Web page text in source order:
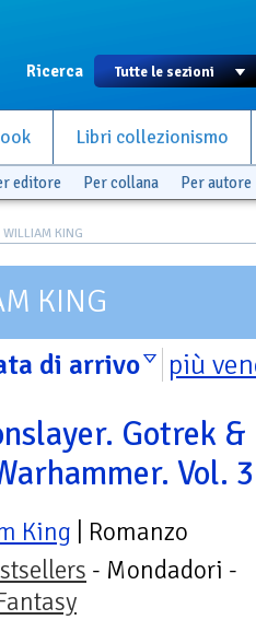
Ricerca
Libri collezionismo
editore Per collana Per autore
WILLIAM KING
KING
di arrivo più
Gotrek &
Vol. 3
King | Romanzo
- Mondadori -